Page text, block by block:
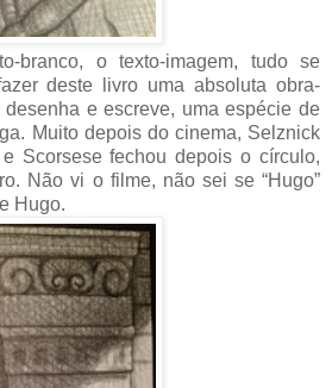
branco, o texto-imagem, tudo se
deste livro uma absoluta obra-
e escreve, uma espécie de
Muito depois do cinema, Selznick
Scorsese fechou depois o círculo,
Não vi o filme, não sei se “Hugo”
Hugo.